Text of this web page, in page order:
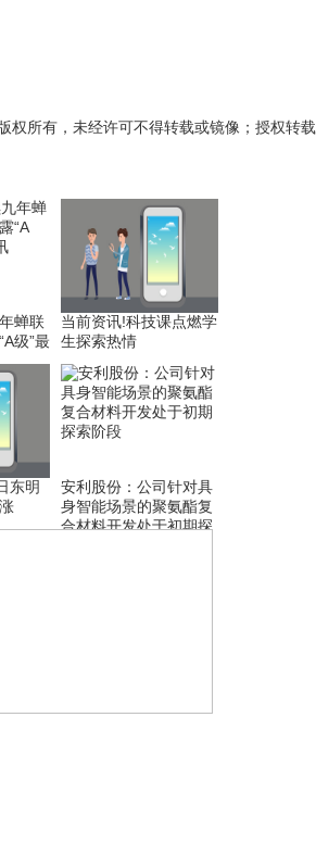
所有，未经许可不得转载或镜像；授权转
蝉联
级”最
当前资讯!科技课点燃学
生探索热情
东明
安利股份：公司针对具
身智能场景的聚氨酯复
合材料开发处于初期探